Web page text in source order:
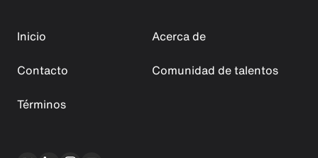
Inicio
Acerca de
Contacto
Comunidad de talentos
Términos